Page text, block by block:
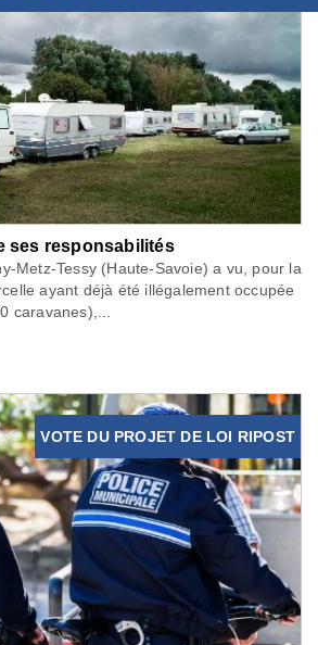
ses responsabilités
Metz-Tessy (Haute-Savoie) a vu, pour la
ayant déjà été illégalement occupée
caravanes),...
VOTE DU PROJET DE LOI RIPOST